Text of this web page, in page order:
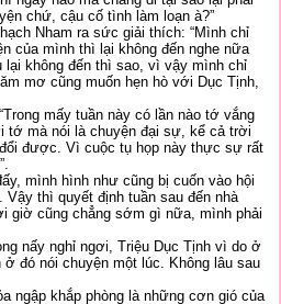
chứ, cậu cố tình làm loạn à?”
Nham ra sức giải thích: “Mình chỉ
của mình thì lại không đến nghe nữa
lại không đến thì sao, vì vậy mình chỉ
mơ cũng muốn hẹn hò với Dục Tịnh,
mấy tuần này có lần nào tớ vắng
tớ mà nói là chuyện đại sự, kể cả trời
được. Vì cuộc tụ họp này thực sự rất
mình hình như cũng bị cuốn vào hội
thì quyết định tuần sau đến nhà
giờ cũng chẳng sớm gì nữa, mình phải
nấy nghỉ ngơi, Triệu Dục Tịnh vì do ở
đó nói chuyện một lúc. Không lâu sau
ngập khắp phòng là những cơn gió của